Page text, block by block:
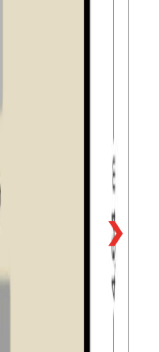
van openslaande
deze ook
de woning.
een zeer ruime
van bijvoorbeeld
de groene,
maakt een
die het
versterkt.
met vijf
biedende achtertuin
auto’s op eigen
ca. 17 m² met ruime
❯